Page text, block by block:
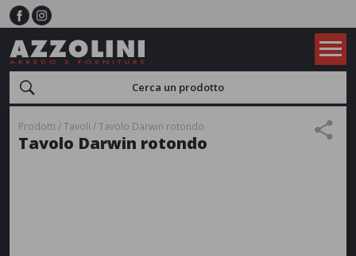
Prodotti Tavoli Tavolo Darwin rotondo
Tavolo Darwin rotondo